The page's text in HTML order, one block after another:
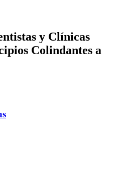
y Clínicas
Colindantes a